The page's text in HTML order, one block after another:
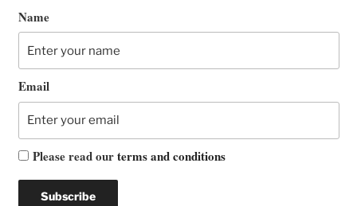
Name
Email
Please read ourterms and conditions